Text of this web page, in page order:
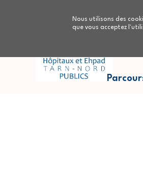
Nous utilisons des
que vous acceptez